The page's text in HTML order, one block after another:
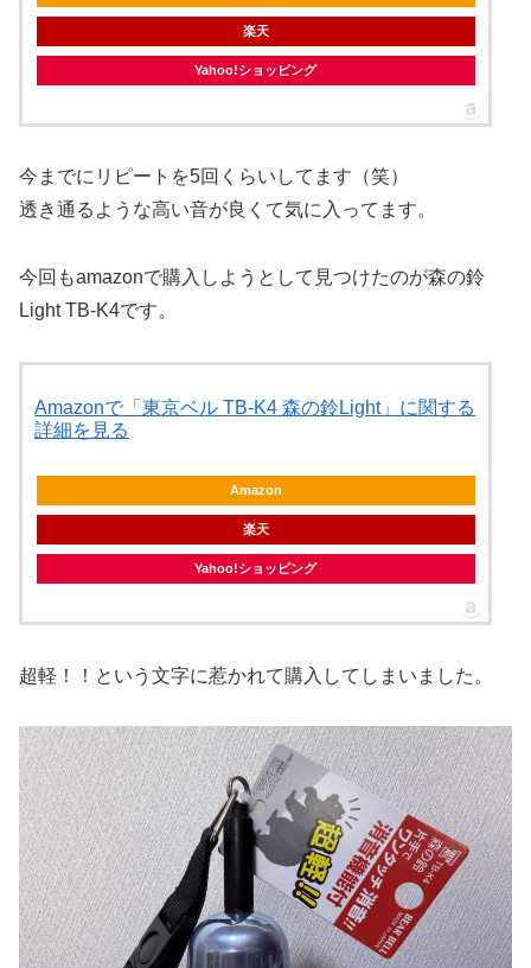
楽天
Yahoo!ショッピング
今までにリピートを5回くらいしてます（笑）
透き通るような高い音が良くて気に入ってます。
今回もamazonで購入しようとして見つけたのが森の鈴
Light TB-K4です。
Amazonで「東京ベル TB-K4 森の鈴Light」に関する
詳細を見る
Amazon
楽天
Yahoo!ショッピング
超軽！！という文字に惹かれて購入してしまいました。